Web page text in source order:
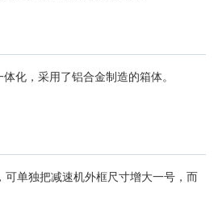
化，采用了铝合金制造的箱体。
可单独把减速机外框尺寸增大一号，而